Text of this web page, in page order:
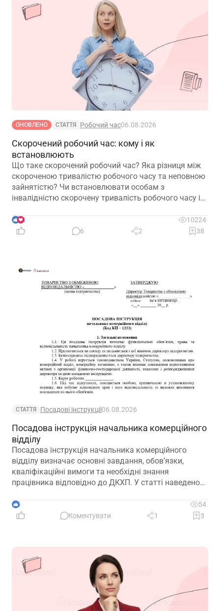
ОНОВЛЕНО СТАТТЯ Робочий час06.08.2026
Скорочений робочий час: кому і як
встановлюють
Що таке скорочений робочий час? Яка різниця між
скороченою тривалістю робочого часу та неповною
зайнятістю? Чи встановлювати особам з
інвалідністю скорочену тривалість робочого часу і
передбачено встановлення скороченого робочого
часу? І особливо актуальне запитання: чи потрібно
4
10224
6
2 38
СТАТТЯ Посадові інструкції06.08.2026
Посадова інструкція начальника комерційного
відділу
Посадова інструкція начальника комерційного
відділу визначає основні завдання, обов’язки,
кваліфікаційні вимоги та необхідні знання
працівника відповідно до ДКХП. У статті наведено
до особливостей діяльності підприємства.
5
54
Коментувати
1 3